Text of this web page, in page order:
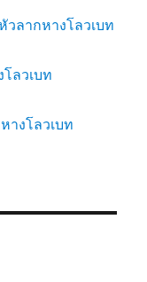
วลากหางโลวเบท
ลวเบท
างโลวเบท